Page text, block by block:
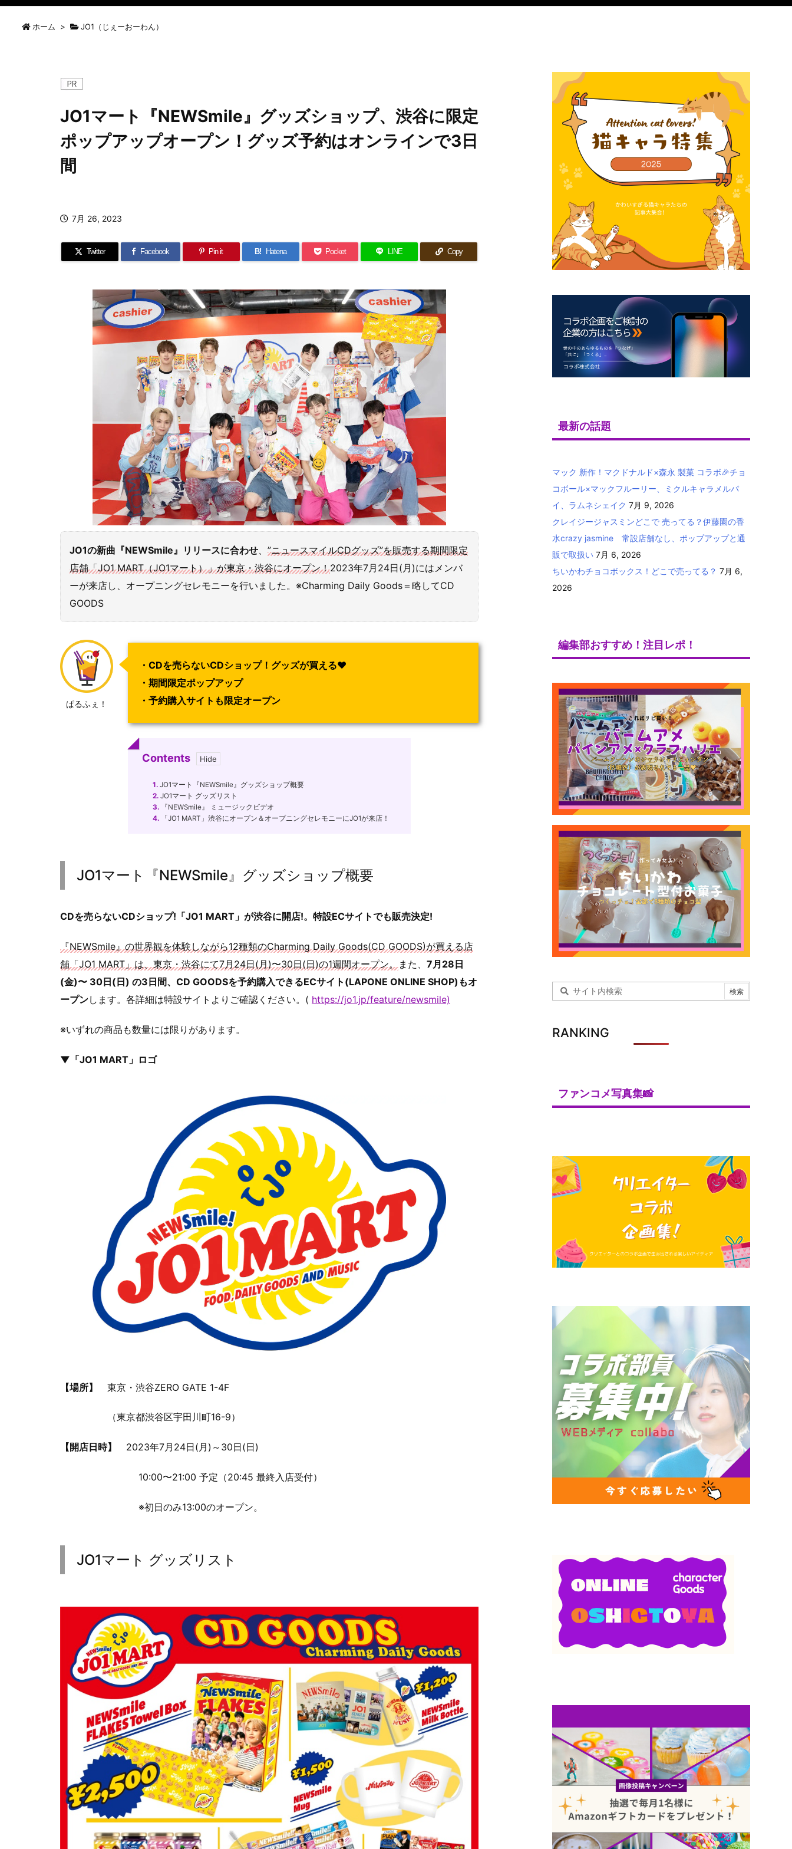
ホーム > JO1（じぇーおーわん）
JO1マート『NEWSmile』グッズショップ、渋谷に限定
ポップアップオープン！グッズ予約はオンラインで3日
間
7月 26, 2023
Twitter Facebook Pin it B! Hatena Pocket LINE Copy
JO1の新曲『NEWSmile』リリースに合わせ、 ”ニュースマイルCDグッズ”を販売する期間限定
店舗「JO1 MART（JO1マート）」が東京・渋谷にオープン！2023年7月24日(月)にはメンバ
ーが来店し、オープニングセレモニーを行いました。※Charming Daily Goods＝略してCD
GOODS
ぱるふぇ！
・CDを売らないCDショップ！グッズが買える♥
・期間限定ポップアップ
・予約購入サイトも限定オープン
Contents
1. JO1マート『NEWSmile』グッズショップ概要
2. JO1マート グッズリスト
3. 『NEWSmile』 ミュージックビデオ
4. 「JO1 MART」渋谷にオープン＆オープニングセレモニーにJO1が来店！
JO1マート『NEWSmile』グッズショップ概要
CDを売らないCDショップ!「JO1 MART」が渋谷に開店!。特設ECサイトでも販売決定!
『NEWSmile』の世界観を体験しながら12種類のCharming Daily Goods(CD GOODS)が買える店
舗「JO1 MART」は、東京・渋谷にて7月24日(月)〜30日(日)の1週間オープン。また、 7月28日
(金)〜 30日(日) の3日間、CD GOODSを予約購入できるECサイト(LAPONE ONLINE SHOP)もオ
ープンします。各詳細は特設サイトよりご確認ください。( https://jo1.jp/feature/newsmile)
※いずれの商品も数量には限りがあります。
▼「JO1 MART」ロゴ
【場所】 東京・渋谷ZERO GATE 1-4F
（東京都渋谷区宇田川町16-9）
【開店日時】 2023年7月24日(月)～30日(日)
10:00〜21:00 予定（20:45 最終入店受付）
※初日のみ13:00のオープン。
JO1マート グッズリスト
最新の話題
マック 新作！マクドナルド×森永 製菓 コラボ🎉チョ
コボール×マックフルーリー、ミクルキャラメルパ
イ、ラムネシェイク 7月 9, 2026
クレイジージャスミンどこで 売ってる？伊藤園の香
水crazy jasmine 常設店舗なし、ポップアップと通
販で取扱い 7月 6, 2026
ちいかわチョコボックス！どこで売ってる？ 7月 6,
2026
編集部おすすめ！注目レポ！
RANKING
ファンコメ写真集📸